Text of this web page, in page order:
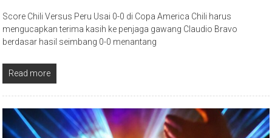
Score Chili Versus Peru Usai 0-0 di Copa America Chili harus
mengucapkan terima kasih ke penjaga gawang Claudio Bravo
berdasar hasil seimbang 0-0 menantang
Read more